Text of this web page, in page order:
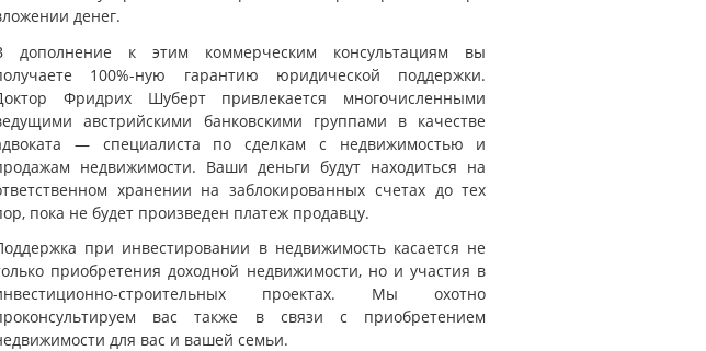
денег.
дополнение к этим коммерческим консультациям вы
100%-ную гарантию юридической поддержки.
Фридрих Шуберт привлекается многочисленными
австрийскими банковскими группами в качестве
— специалиста по сделкам с недвижимостью и
недвижимости. Ваши деньги будут находиться на
хранении на заблокированных счетах до тех
пока не будет произведен платеж продавцу.
при инвестировании в недвижимость касается не
приобретения доходной недвижимости, но и участия в
строительных проектах. Мы охотно
вас также в связи с приобретением
для вас и вашей семьи.